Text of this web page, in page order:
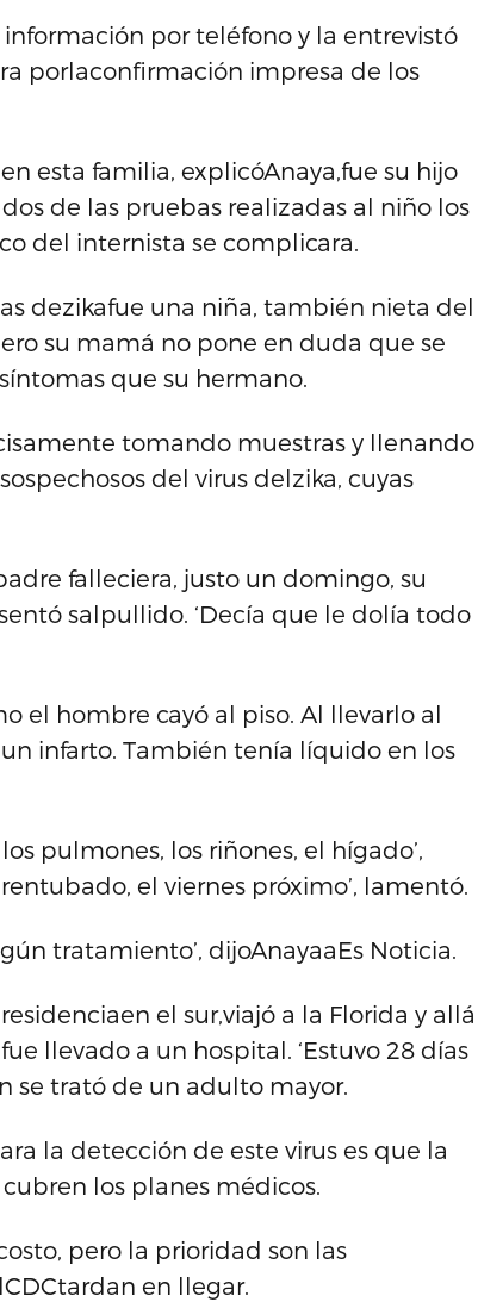
por teléfono y la entrevistó
porlaconfirmación impresa de los
esta familia, explicóAnaya,fue su hijo
de las pruebas realizadas al niño los
del internista se complicara.
dezikafue una niña, también nieta del
su mamá no pone en duda que se
que su hermano.
tomando muestras y llenando
del virus delzika, cuyas
falleciera, justo un domingo, su
salpullido. ‘Decía que le dolía todo
el hombre cayó al piso. Al llevarlo al
infarto. También tenía líquido en los
pulmones, los riñones, el hígado’,
el viernes próximo’, lamentó.
tratamiento’, dijoAnayaaEs Noticia.
el sur,viajó a la Florida y allá
llevado a un hospital. ‘Estuvo 28 días
se trató de un adulto mayor.
la detección de este virus es que la
los planes médicos.
pero la prioridad son las
en llegar.